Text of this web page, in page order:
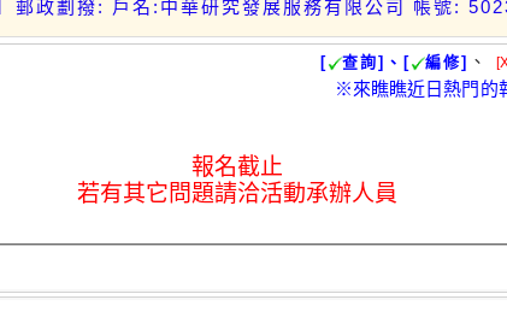
郵政劃撥: 戶名:中華研究發展服務有限公司 帳號:
[ 查詢]、[ 編修] 、
※來瞧瞧近日熱門的
報名截止
若有其它問題請洽活動承辦人員